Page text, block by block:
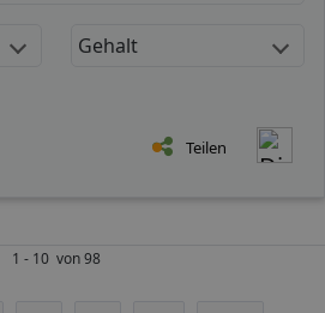
Gehalt
Teilen
1 - 10 von 98